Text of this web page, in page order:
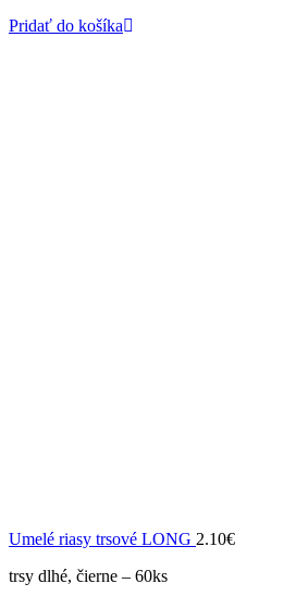
Pridať do košíka
Umelé riasy trsové LONG 2.10€
trsy dlhé, čierne – 60ks